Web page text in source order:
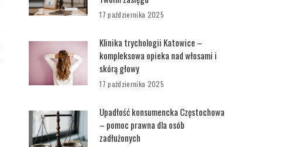
17 października 2025
Klinika trychologii Katowice –
kompleksowa opieka nad włosami i
skórą głowy
17 października 2025
Upadłość konsumencka Częstochowa
– pomoc prawna dla osób
zadłużonych